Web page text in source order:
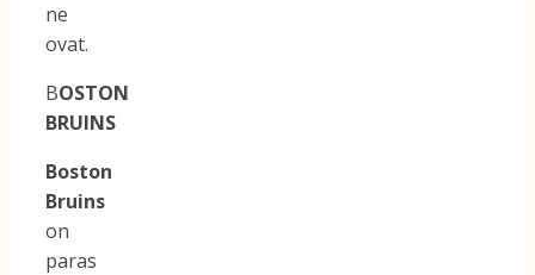
ne
ovat.
BOSTON
BRUINS
Boston
Bruins
on
paras